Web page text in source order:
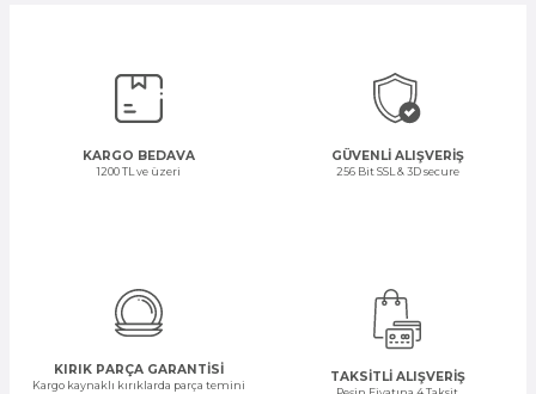
KARGO BEDAVA
1200 TL ve üzeri
GÜVENLİ ALIŞVERİŞ
256 Bit SSL & 3D secure
KIRIK PARÇA GARANTİSİ
Kargo kaynaklı kırıklarda parça temini
TAKSİTLİ ALIŞVERİŞ